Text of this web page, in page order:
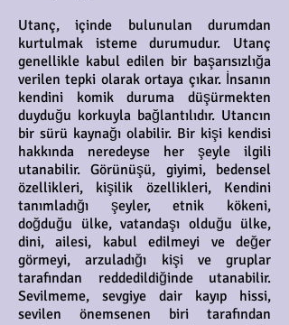
Utanç, içinde bulunulan durumdan
kurtulmak isteme durumudur. Utanç
genellikle kabul edilen bir başarısızlığa
verilen tepki olarak ortaya çıkar. İnsanın
kendini komik duruma düşürmekten
duyduğu korkuyla bağlantılıdır. Utancın
bir sürü kaynağı olabilir. Bir kişi kendisi
hakkında neredeyse her şeyle ilgili
utanabilir. Görünüşü, giyimi, bedensel
özellikleri, kişilik özellikleri, Kendini
tanımladığı şeyler, etnik kökeni,
doğduğu ülke, vatandaşı olduğu ülke,
dini, ailesi, kabul edilmeyi ve değer
görmeyi, arzuladığı kişi ve gruplar
tarafından reddedildiğinde utanabilir.
Sevilmeme, sevgiye dair kayıp hissi,
sevilen önemsenen biri tarafından